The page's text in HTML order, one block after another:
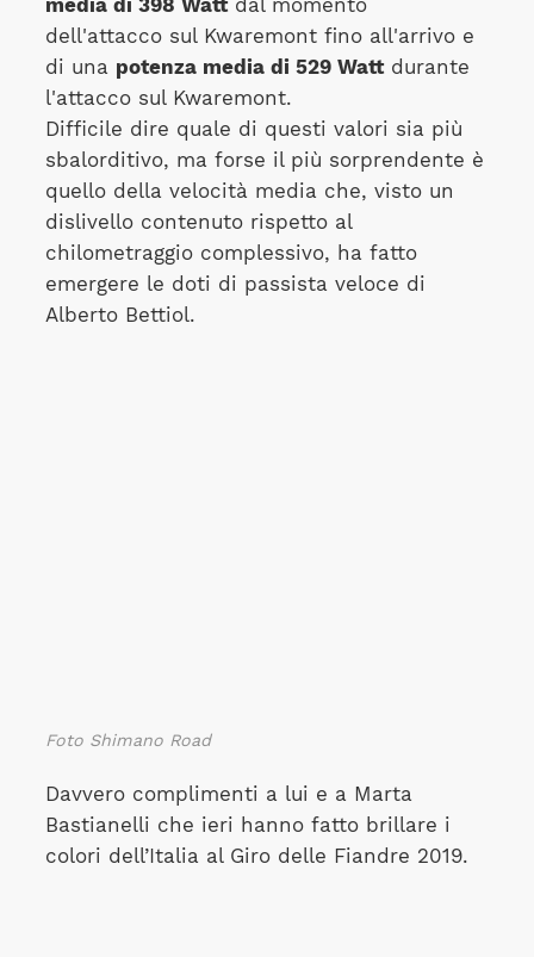
media di 398 Wattdal momento
dell'attacco sul Kwaremont fino all'arrivo e
di una potenza media di 529 Wattdurante
l'attacco sul Kwaremont.
Difficile dire quale di questi valori sia più
sbalorditivo, ma forse il più sorprendente è
quello della velocità media che, visto un
dislivello contenuto rispetto al
chilometraggio complessivo, ha fatto
emergere le doti di passista veloce di
Alberto Bettiol.
Foto Shimano Road
Davvero complimenti a lui e a Marta
Bastianelli che ieri hanno fatto brillare i
colori dell’Italia al Giro delle Fiandre 2019.